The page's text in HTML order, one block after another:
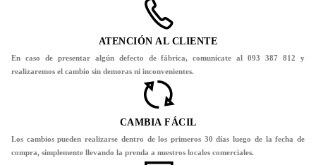
ATENCIÓN AL CLIENTE
En caso de presentar algún defecto de fábrica, comunicate al 093 387 812 y
realizaremos el cambio sin demoras ni inconvenientes.
CAMBIA FÁCIL
Los cambios pueden realizarse dentro de los primeros 30 días luego de la fecha de
compra, simplemente llevando la prenda a nuestros locales comerciales.